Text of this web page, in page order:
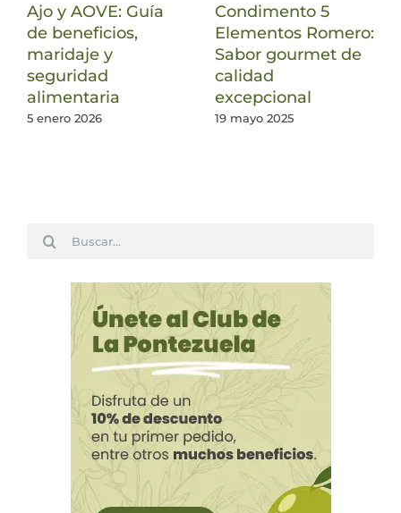
Ajo y AOVE: Guía
de beneficios,
maridaje y
seguridad
alimentaria
5 enero 2026
Condimento 5
Elementos Romero:
Sabor gourmet de
calidad
excepcional
19 mayo 2025
Buscar: